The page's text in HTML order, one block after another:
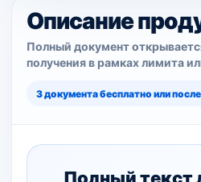
Описание
Полный документ
получения в рамках лимита
3 документа бесплатно или